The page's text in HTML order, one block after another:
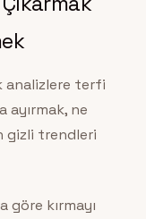
analizlere terfi
ne
gizli trendleri
kırmayı